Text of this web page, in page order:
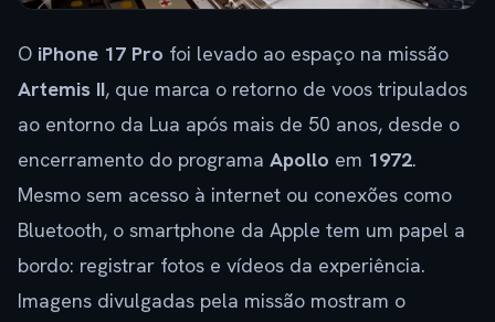
O iPhone 17 Pro foi levado ao espaço na missão
Artemis II, que marca o retorno de voos tripulados
ao entorno da Lua após mais de 50 anos, desde o
encerramento do programa Apollo em 1972.
Mesmo sem acesso à internet ou conexões como
Bluetooth, o smartphone da Apple tem um papel a
bordo: registrar fotos e vídeos da experiência.
Imagens divulgadas pela missão mostram o